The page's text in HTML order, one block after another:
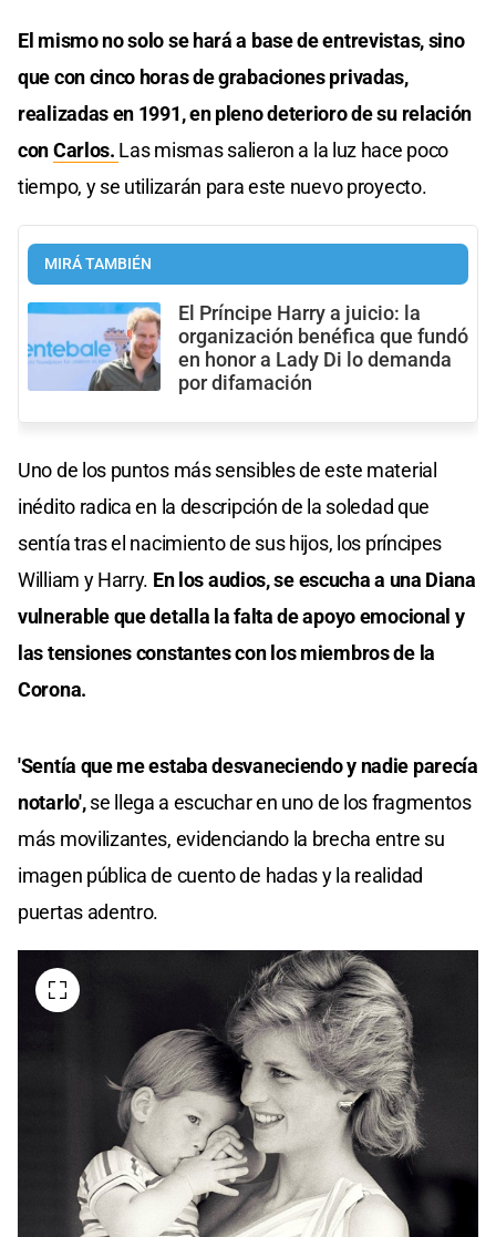
El mismo no solo se hará a base de entrevistas, sino
que con cinco horas de grabaciones privadas,
realizadas en 1991, en pleno deterioro de su relación
conCarlos. Las mismas salieron a la luz hace poco
tiempo, y se utilizarán para este nuevo proyecto.
MIRÁ TAMBIÉN
El Príncipe Harry a juicio: la
organización benéfica que fundó
en honor a Lady Di lo demanda
por difamación
Uno de los puntos más sensibles de este material
inédito radica en la descripción de la soledad que
sentía tras el nacimiento de sus hijos, los príncipes
William y Harry. En los audios, se escucha a una Diana
vulnerable que detalla la falta de apoyo emocional y
las tensiones constantes con los miembros de la
Corona.
'Sentía que me estaba desvaneciendo y nadie parecía
notarlo',se llega a escuchar en uno de los fragmentos
más movilizantes, evidenciando la brecha entre su
imagen pública de cuento de hadas y la realidad
puertas adentro.